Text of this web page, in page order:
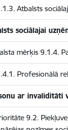
Atbalsts
sociālajai
mērķis 9.1.4.
Profesionālā
ar invaliditāti
9.2.